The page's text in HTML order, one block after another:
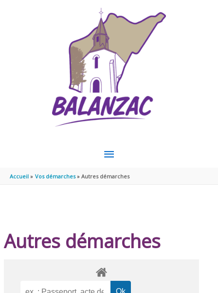
MENU
PRINCIPAL
Accueil Vos démarches Autres démarches
Autres démarches